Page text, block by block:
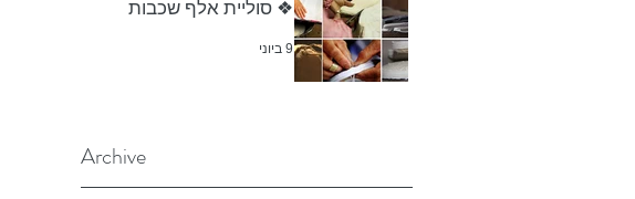
❖ סוליית אלף שכבות
9 ביוני
Archive